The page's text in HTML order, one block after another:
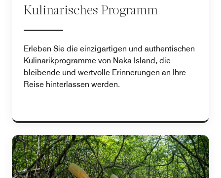
Kulinarisches Programm
Erleben Sie die einzigartigen und authentischen
Kulinarikprogramme von Naka Island, die
bleibende und wertvolle Erinnerungen an Ihre
Reise hinterlassen werden.